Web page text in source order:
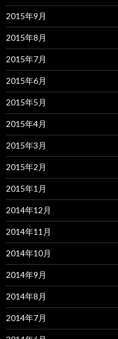
2015年9月
2015年8月
2015年7月
2015年6月
2015年5月
2015年4月
2015年3月
2015年2月
2015年1月
2014年12月
2014年11月
2014年10月
2014年9月
2014年8月
2014年7月